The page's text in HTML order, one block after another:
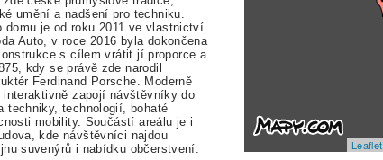
umění a nadšení pro techniku.
domu je od roku 2011 ve vlastnictví
Auto, v roce 2016 byla dokončena
s cílem vrátit jí proporce a
kdy se právě zde narodil
Ferdinand Porsche. Moderně
interaktivně zapojí návštěvníky do
techniky, technologií, bohaté
mobility. Součástí areálu je i
kde návštěvníci najdou
suvenýrů i nabídku občerstvení.
Leaflet